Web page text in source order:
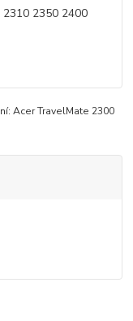
Acer TravelMate 2300